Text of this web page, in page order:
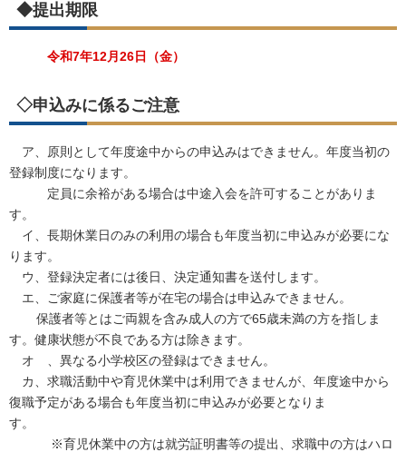
◆提出期限
令和7年12月26日（金）
◇申込みに係るご注意
ア、原則として年度途中からの申込みはできません。年度当初の
登録制度になります。
定員に余裕がある場合は中途入会を許可することがありま
す。
イ
、長期休業日のみの利用の場合も年度当初に申込みが必要にな
ります。
ウ、登録決定者には後日、決定通知書を送付します。
エ、ご家庭に保護者等が在宅の場合は申込みできません。
保護者等とはご両親を含み成人の方で65歳未満の方を指しま
す。健康状態が不良である方は除きます。
オ 、異なる小学校区の登録はできません。
カ、求職活動中や育児休業中は利用できませんが、年度途中から
復職予定がある場合も年度当初に申込みが必要となりま
す。
※育児休業中の方は就労証明書等の提出、求職中の方はハロ